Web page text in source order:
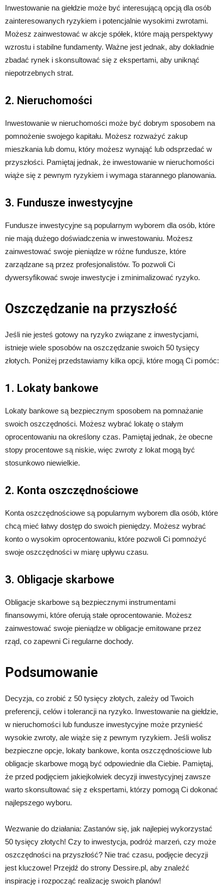
Inwestowanie na giełdzie może być interesującą opcją dla osób
zainteresowanych ryzykiem i potencjalnie wysokimi zwrotami.
Możesz zainwestować w akcje spółek, które mają perspektywy
wzrostu i stabilne fundamenty. Ważne jest jednak, aby dokładnie
zbadać rynek i skonsultować się z ekspertami, aby uniknąć
niepotrzebnych strat.
2. Nieruchomości
Inwestowanie w nieruchomości może być dobrym sposobem na
pomnożenie swojego kapitału. Możesz rozważyć zakup
mieszkania lub domu, który możesz wynająć lub odsprzedać w
przyszłości. Pamiętaj jednak, że inwestowanie w nieruchomości
wiąże się z pewnym ryzykiem i wymaga starannego planowania.
3. Fundusze inwestycyjne
Fundusze inwestycyjne są popularnym wyborem dla osób, które
nie mają dużego doświadczenia w inwestowaniu. Możesz
zainwestować swoje pieniądze w różne fundusze, które
zarządzane są przez profesjonalistów. To pozwoli Ci
dywersyfikować swoje inwestycje i zminimalizować ryzyko.
Oszczędzanie na przyszłość
Jeśli nie jesteś gotowy na ryzyko związane z inwestycjami,
istnieje wiele sposobów na oszczędzanie swoich 50 tysięcy
złotych. Poniżej przedstawiamy kilka opcji, które mogą Ci pomóc:
1. Lokaty bankowe
Lokaty bankowe są bezpiecznym sposobem na pomnażanie
swoich oszczędności. Możesz wybrać lokatę o stałym
oprocentowaniu na określony czas. Pamiętaj jednak, że obecne
stopy procentowe są niskie, więc zwroty z lokat mogą być
stosunkowo niewielkie.
2. Konta oszczędnościowe
Konta oszczędnościowe są popularnym wyborem dla osób, które
chcą mieć łatwy dostęp do swoich pieniędzy. Możesz wybrać
konto o wysokim oprocentowaniu, które pozwoli Ci pomnożyć
swoje oszczędności w miarę upływu czasu.
3. Obligacje skarbowe
Obligacje skarbowe są bezpiecznymi instrumentami
finansowymi, które oferują stałe oprocentowanie. Możesz
zainwestować swoje pieniądze w obligacje emitowane przez
rząd, co zapewni Ci regularne dochody.
Podsumowanie
Decyzja, co zrobić z 50 tysięcy złotych, zależy od Twoich
preferencji, celów i tolerancji na ryzyko. Inwestowanie na giełdzie,
w nieruchomości lub fundusze inwestycyjne może przynieść
wysokie zwroty, ale wiąże się z pewnym ryzykiem. Jeśli wolisz
bezpieczne opcje, lokaty bankowe, konta oszczędnościowe lub
obligacje skarbowe mogą być odpowiednie dla Ciebie. Pamiętaj,
że przed podjęciem jakiejkolwiek decyzji inwestycyjnej zawsze
warto skonsultować się z ekspertami, którzy pomogą Ci dokonać
najlepszego wyboru.
Wezwanie do działania: Zastanów się, jak najlepiej wykorzystać
50 tysięcy złotych! Czy to inwestycja, podróż marzeń, czy może
oszczędności na przyszłość? Nie trać czasu, podjęcie decyzji
jest kluczowe! Przejdź do strony Dessire.pl, aby znaleźć
inspirację i rozpocząć realizację swoich planów!